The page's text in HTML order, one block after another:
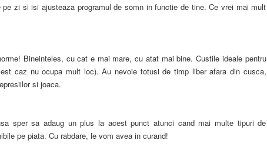
zi si isi ajusteaza programul de somn in functie de tine. Ce vrei mai mult
Bineinteles, cu cat e mai mare, cu atat mai bine. Custile ideale pentru
caz nu ocupa mult loc). Au nevoie totusi de timp liber afara din cusca,
si joaca.
sper sa adaug un plus la acest punct atunci cand mai multe tipuri de
pe piata. Cu rabdare, le vom avea in curand!